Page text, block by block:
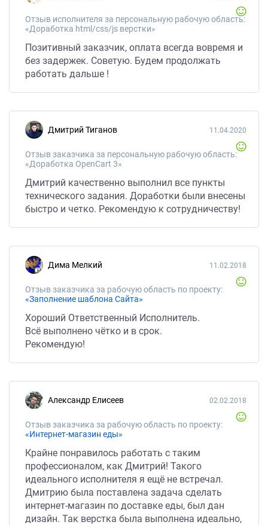
Отзыв исполнителя за персональную рабочую область:
«Доработка html/css/js верстки»
Позитивный заказчик, оплата всегда вовремя и
без задержек. Советую. Будем продолжать
работать дальше !
Дмитрий Тиганов
Отзыв заказчика за персональную рабочую область:
«Доработка OpenCart 3»
11.04.2020
Дмитрий качественно выполнил все пункты
технического задания. Доработки были внесены
быстро и четко. Рекомендую к сотрудничеству!
Дима Мелкий
Отзыв заказчика за рабочую область по проекту:
«Заполнение шаблона Сайта»
11.02.2018
Хороший Ответственный Исполнитель.
Всё выполнено чётко и в срок.
Рекомендую!
Александр Елисеев
Отзыв заказчика за рабочую область по проекту:
«Интернет-магазин еды»
02.02.2018
Крайне понравилось работать с таким
профессионалом, как Дмитрий! Такого
идеального исполнителя я ещё не встречал.
Дмитрию была поставлена задача сделать
интернет-магазин по доставке еды, был дан
дизайн. Так верстка была выполнена идеально,